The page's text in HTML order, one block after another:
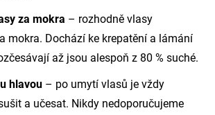
za mokra – rozhodně vlasy
mokra. Dochází ke krepatění a lámání
až jsou alespoň z 80 % suché.
hlavou – po umytí vlasů je vždy
a učesat. Nikdy nedoporučujeme